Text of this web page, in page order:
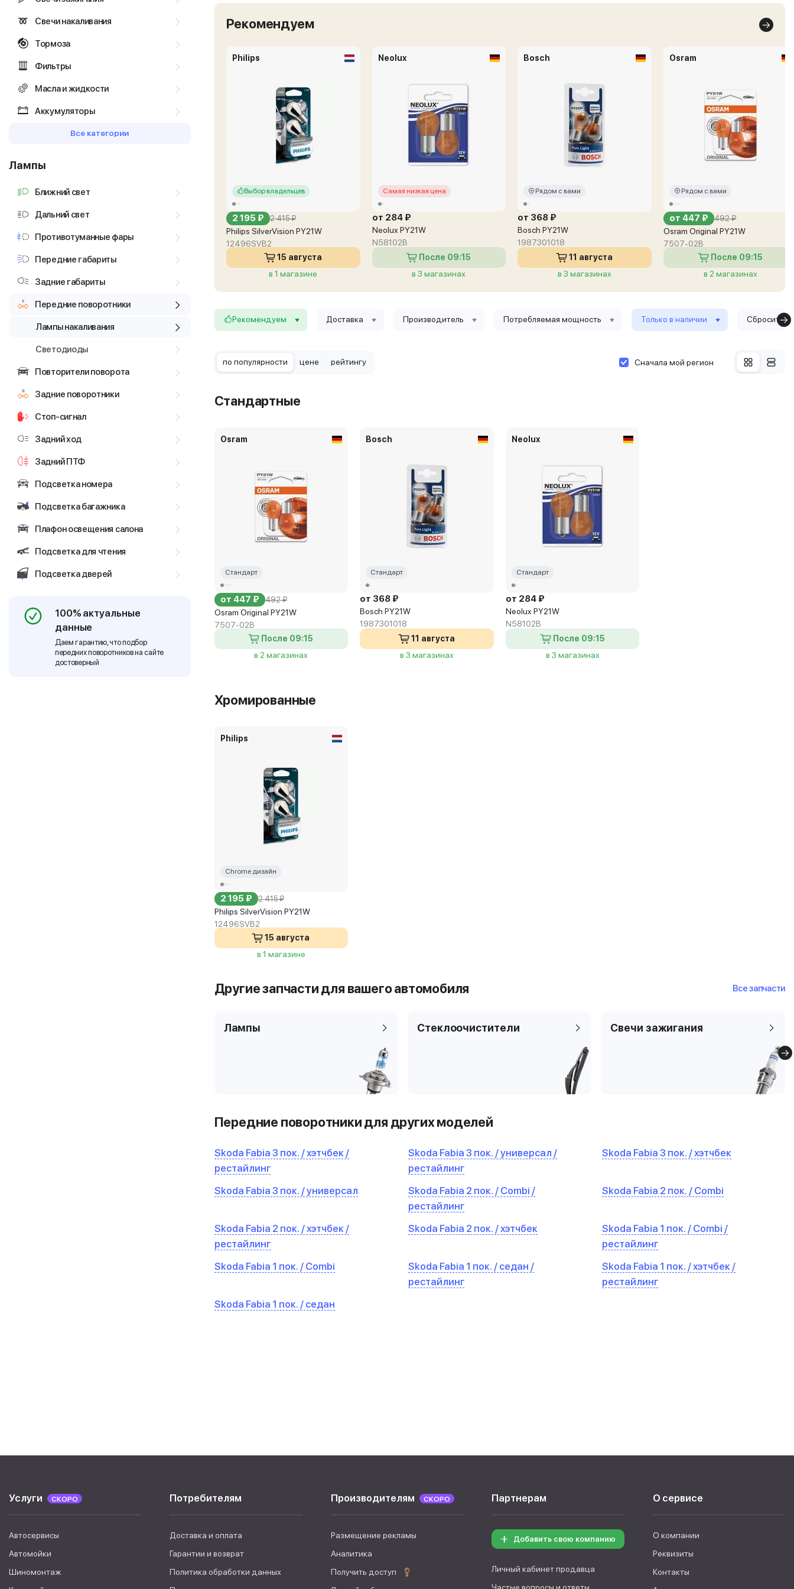
Свечи накаливания
Тормоза
Фильтры
Масла и жидкости
Аккумуляторы
Все категории
Лампы
Ближний свет
Дальний свет
Противотуманные фары
Передние габариты
Задние габариты
Передние поворотники
Лампы накаливания
Светодиоды
Повторители поворота
Задние поворотники
Стоп-сигнал
Задний ход
Задний ПТФ
Подсветка номера
Подсветка багажника
Плафон освещения салона
Подсветка для чтения
Подсветка дверей
100% актуальные
данные
Даем гарантию, что подбор
передних поворотников на сайте
достоверный
Рекомендуем
Philips
Выбор владельцев
2 195 ₽ 2 415 ₽
Philips SilverVision PY21W
12496SVB2
15 августа
в 1 магазине
Neolux
Самая низкая цена
от 284 ₽
Neolux PY21W
N58102B
После 09:15
в 3 магазинах
Bosch
Рядом с вами
от 368 ₽
Bosch PY21W
1987301018
11 августа
в 3 магазинах
Osram
Рядом с вами
от 447 ₽ 492 ₽
Osram Original PY21W
7507-02B
После 09:15
в 2 магазинах
Рекомендуем Доставка Производитель Потребляемая мощность Только в наличии Сбросить
по популярности цене рейтингу Сначала мой регион
Стандартные
Osram
Стандарт
от 447 ₽ 492 ₽
Osram Original PY21W
7507-02B
После 09:15
в 2 магазинах
Bosch
Стандарт
от 368 ₽
Bosch PY21W
1987301018
11 августа
в 3 магазинах
Neolux
Стандарт
от 284 ₽
Neolux PY21W
N58102B
После 09:15
в 3 магазинах
Хромированные
Philips
Chrome дизайн
2 195 ₽ 2 415 ₽
Philips SilverVision PY21W
12496SVB2
15 августа
в 1 магазине
Другие запчасти для вашего автомобиля Все запчасти
Лампы Стеклоочистители Свечи зажигания
Передние поворотники для других моделей
Skoda Fabia 3 пок. / хэтчбек /
рестайлинг
Skoda Fabia 3 пок. / универсал /
рестайлинг
Skoda Fabia 3 пок. / хэтчбек
Skoda Fabia 3 пок. / универсал
Skoda Fabia 2 пок. / Combi /
рестайлинг
Skoda Fabia 2 пок. / Combi
Skoda Fabia 2 пок. / хэтчбек /
рестайлинг
Skoda Fabia 2 пок. / хэтчбек
Skoda Fabia 1 пок. / Combi /
рестайлинг
Skoda Fabia 1 пок. / Combi
Skoda Fabia 1 пок. / седан /
рестайлинг
Skoda Fabia 1 пок. / хэтчбек /
рестайлинг
Skoda Fabia 1 пок. / седан
Услуги СКОРО
Автосервисы
Автомойки
Шиномонтаж
Потребителям
Доставка и оплата
Гарантии и возврат
Политика обработки данных
Производителям СКОРО
Размещение рекламы
Аналитика
Получить доступ
Партнерам
Добавить свою компанию
Личный кабинет продавца
Частые вопросы и ответы
О сервисе
О компании
Реквизиты
Контакты